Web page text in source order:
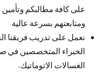
على كافة مطالبكم وتأمين
ومتابعتهم بسرعة عالية
نعمل على تدريب
الخبراء المتخصصين في
الغسالات الاتوماتيك.